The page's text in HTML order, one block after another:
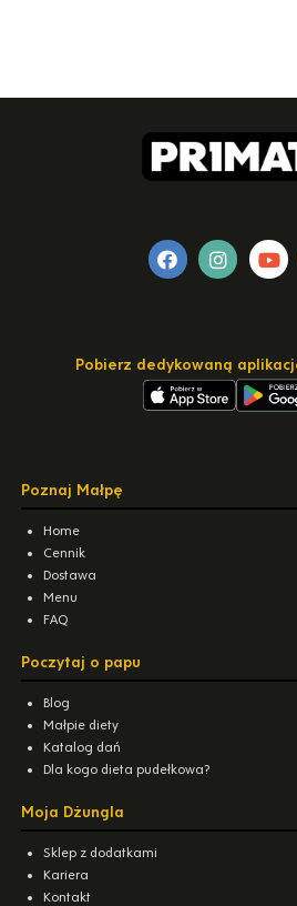
Pobierz dedykowaną
Poznaj Małpę
Home
Cennik
Dostawa
Menu
FAQ
Poczytaj o papu
Blog
Małpie diety
Katalog dań
Dla kogo dieta pudełkowa?
Moja Dżungla
Sklep z dodatkami
Kariera
Kontakt